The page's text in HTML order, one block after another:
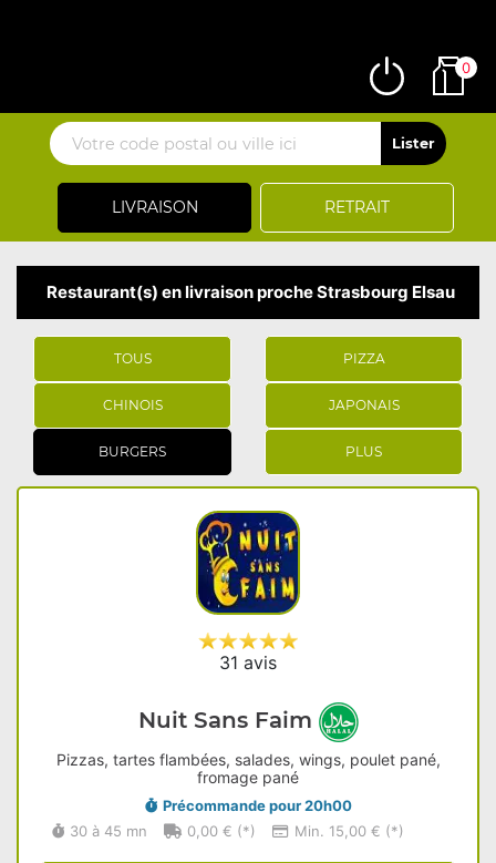
LIVRAISON RETRAIT
0
Restaurant(s) en livraison proche Strasbourg Elsau
TOUS PIZZA
CHINOIS JAPONAIS
BURGERS PLUS
31 avis
Nuit Sans Faim
Pizzas, tartes flambées, salades, wings, poulet pané,
fromage pané
Précommande pour 20h00
30 à 45 mn
0,00 € (*) Min. 15,00 € (*)